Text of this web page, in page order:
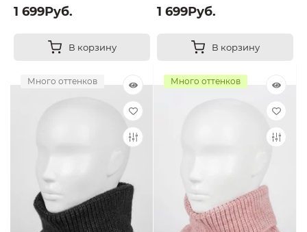
1 699Руб.
В корзину
1 699Руб.
В корзину
Много оттенков Много оттенков